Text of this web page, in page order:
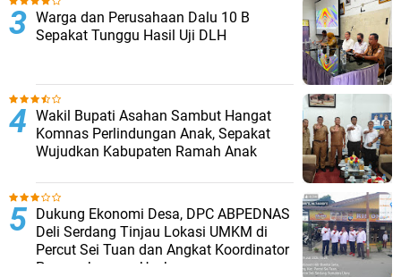
Warga dan Perusahaan Dalu 10 B
Sepakat Tunggu Hasil Uji DLH
Wakil Bupati Asahan Sambut Hangat
Komnas Perlindungan Anak, Sepakat
Wujudkan Kabupaten Ramah Anak
Dukung Ekonomi Desa, DPC ABPEDNAS
Deli Serdang Tinjau Lokasi UMKM di
Percut Sei Tuan dan Angkat Koordinator
Pengembangan Usaha